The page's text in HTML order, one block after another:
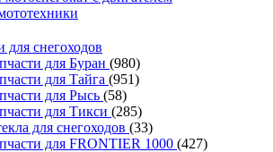
для снегоходов
для Буран (980)
для Тайга (951)
для Рысь (58)
для Тикси (285)
для снегоходов (33)
для FRONTIER 1000 (427)